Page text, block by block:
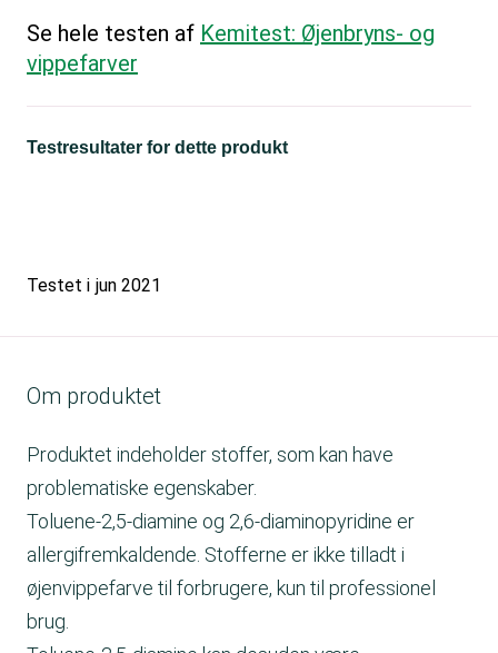
Se hele testen af Kemitest: Øjenbryns- og
vippefarver
Testresultater for dette produkt
Testet i jun 2021
Om produktet
Produktet indeholder stoffer, som kan have
problematiske egenskaber.
Toluene-2,5-diamine og 2,6-diaminopyridine er
allergifremkaldende. Stofferne er ikke tilladt i
øjenvippefarve til forbrugere, kun til professionel
brug.